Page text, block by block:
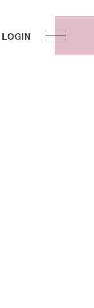
Fortune
LOGIN